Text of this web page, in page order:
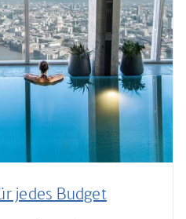
jedes Budget